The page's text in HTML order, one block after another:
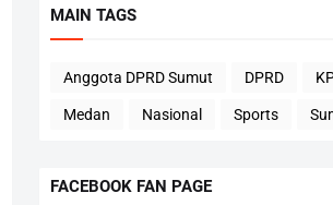
MAIN TAGS
Anggota DPRD Sumut DPRD
Medan Nasional Sports
FACEBOOK FAN PAGE